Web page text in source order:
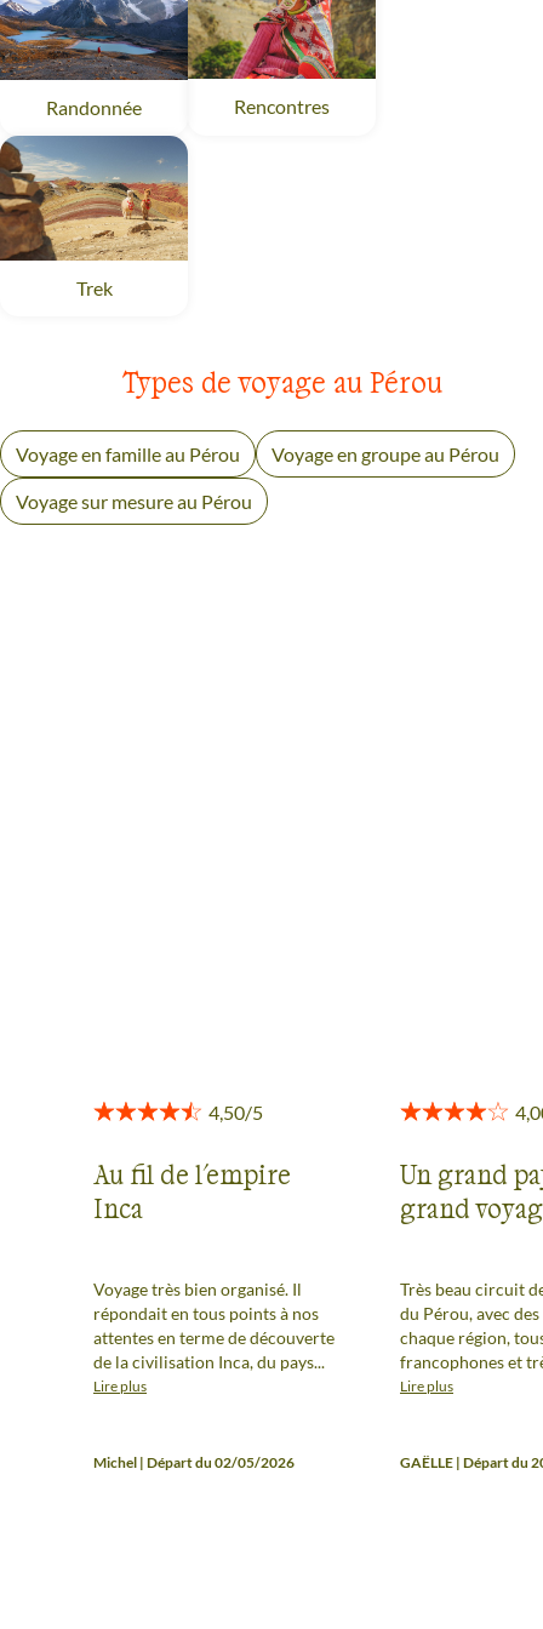
Randonnée Cuzco et Machu Picchu
Rencontres
TrekCuzco et Machu Picchu
Types de voyage au Pérou
Voyage en famille au Pérou Voyage en groupe au Pérou
Voyage sur mesure au Pérou
Au fil de l'empire
Inca
Voyage très bien organisé. Il
répondait en tous points à nos
attentes en terme de découverte
de la civilisation Inca, du pays...
Lire plus
Michel | Départ du 02/05/2026
Un grand
grand
Très beau circuit
du Pérou, avec
chaque région,
francophones et
compétents, de
terminer par la
Lire plus
GAËLLE | Départ du